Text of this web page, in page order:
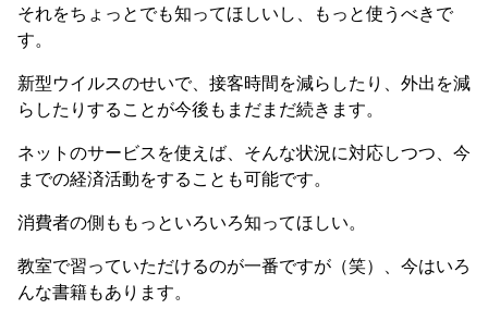
それをちょっとでも知ってほしいし、もっと使うべきで
す。
新型ウイルスのせいで、接客時間を減らしたり、外出を減
らしたりすることが今後もまだまだ続きます。
ネットのサービスを使えば、そんな状況に対応しつつ、今
までの経済活動をすることも可能です。
消費者の側ももっといろいろ知ってほしい。
教室で習っていただけるのが一番ですが（笑）、今はいろ
んな書籍もあります。